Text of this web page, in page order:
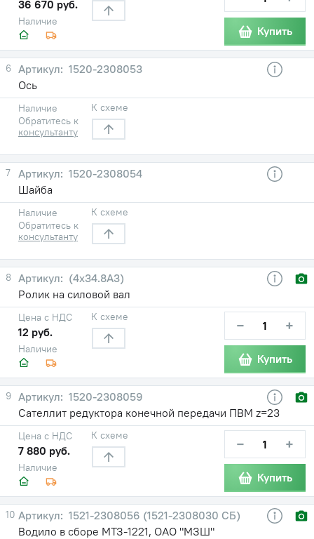
Наличие
36 670 руб.
Купить
6
1520-2308053
Ось
Наличие
Обратитесь к
консультанту
К схеме
7
1520-2308054
Шайба
Наличие
Обратитесь к
консультанту
К схеме
8
(4х34.8А3)
Ролик на силовой вал
Наличие
Цена с НДС
12 руб.
К схеме − +
Купить
9
1520-2308059
Сателлит редуктора конечной передачи ПВМ z=23
Наличие
Цена с НДС
7 880 руб.
К схеме − +
Купить
10
1521-2308056 (1521-2308030 СБ)
Водило в сборе МТЗ-1221, ОАО "МЗШ"